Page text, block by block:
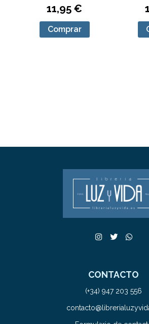
11,95 €
Comprar
CONTACTO
(+34) 947 203 556